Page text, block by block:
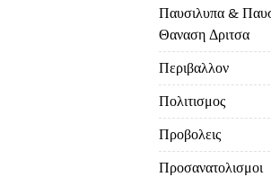
Παυσιλυπα &
Θαναση Δριτσα
Περιβαλλον
Πολιτισμος
Προβολεις
Προσανατολισμοι